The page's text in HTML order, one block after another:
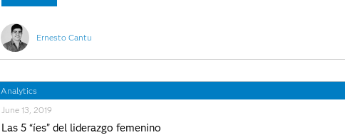
Ernesto Cantu
Analytics
June 13, 2019
Las 5 “íes” del liderazgo femenino